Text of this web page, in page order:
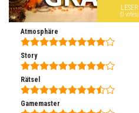
LESER
(0 votes)
Atmosphäre
Story
Rätsel
Gamemaster